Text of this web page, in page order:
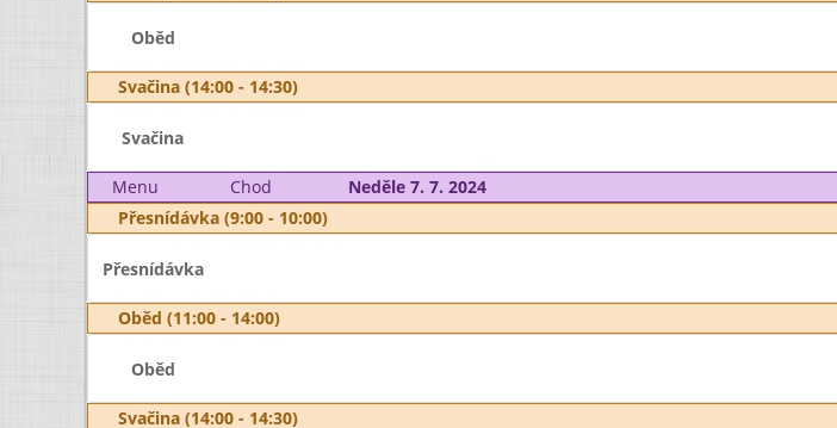
Oběd
Svačina (14:00 - 14:30)
Svačina
Menu Chod
Neděle 7. 7. 2024
Přesnídávka (9:00 - 10:00)
Přesnídávka
Oběd (11:00 - 14:00)
Oběd
Svačina (14:00 - 14:30)